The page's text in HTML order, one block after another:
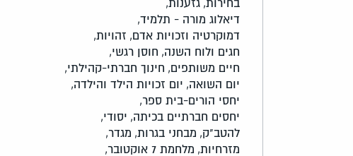
דיאלוג מורה - תלמיד,
דמוקרטיה וזכויות אדם, זהויות,
חגים ולוח השנה, חוסן רגשי,
חיים משותפים, חינוך חברתי-קהילתי,
יום השואה, יום זכויות הילד והילדה,
יחסי הורים-בית ספר,
יחסים חברתיים בכיתה, יסודי,
להטב"ק, מבחני בגרות, מגדר,
מזרחיות, מלחמת 7 אוקטובר,